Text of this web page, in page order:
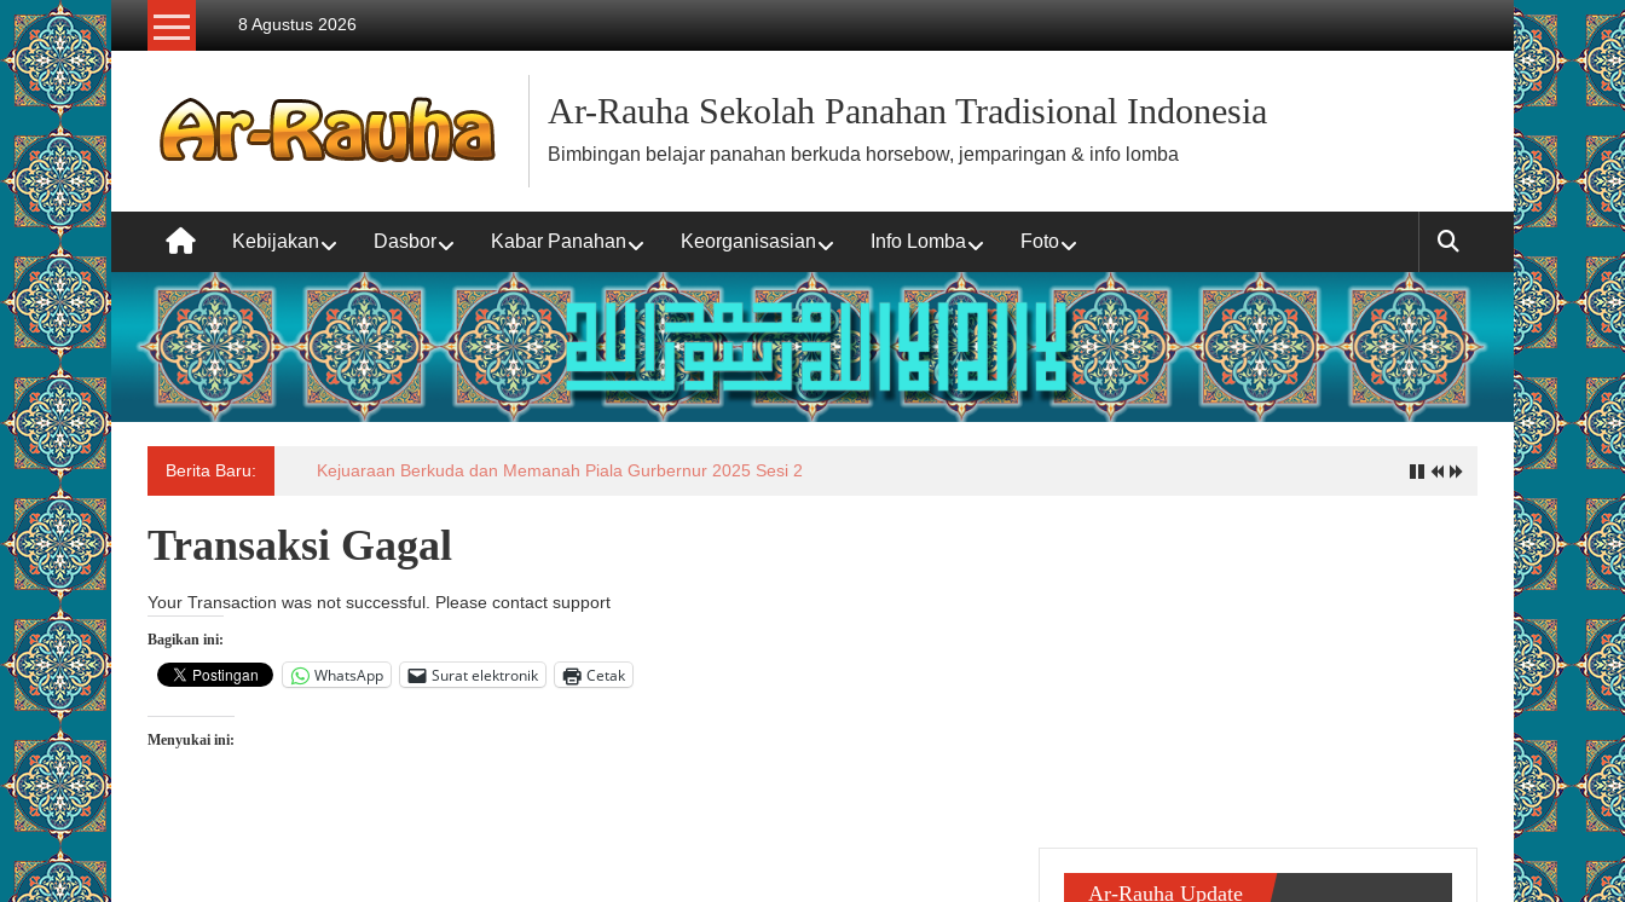
Lompat
konten
8 Agustus 2026
Ar-Rauha Sekolah Panahan Tradisional Indonesia
Bimbingan belajar panahan berkuda horsebow, jemparingan & info lomba
Kebijakan Dasbor Kabar Panahan Keorganisasian Info Lomba Foto
Berita Baru: Laporan Situasi Dampak Banjir dan Tanah Longsor di Sumatera Barat, Sumatera Utara dan Aceh
Transaksi Gagal
Your Transaction was not successful. Please contact support
Bagikan ini:
WhatsApp Surat elektronik Cetak
Menyukai ini:
Ar-Rauha Update